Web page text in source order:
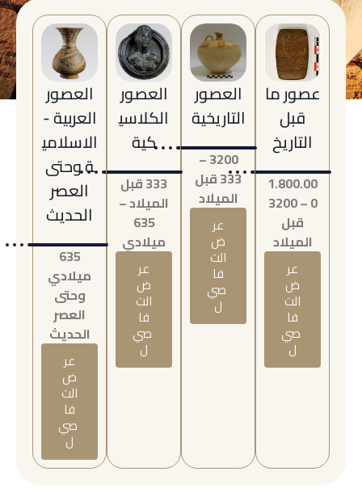
عصور ما
قبل
التاريخ
1.800.00
0 – 3200
قبل
الميلاد
عر
ض
الت
فا
صي
ل
العصور
التاريخية
3200 –
333 قبل
الميلاد
عر
ض
الت
فا
صي
ل
العصور
الكلاسي
كية
333 قبل
الميلاد –
635
ميلادي
عر
ض
الت
فا
صي
ل
العصور
العربية -
الاسلامي
ة وحتى
العصر
الحديث
635
ميلادي
وحتى
العصر
الحديث
عر
ض
الت
فا
صي
ل